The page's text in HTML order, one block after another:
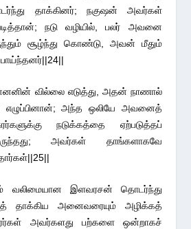
தாக்கினர்; நகுஷன் அவர்கள்
நடு வழியில், பலர் அவனை
சூழ்ந்து கொண்டு, அவன் மீதும்
வில்லை எடுத்து, அதன் நாணால்
எழுப்பினான்; அந்த ஒலியே அவனைத்
நடுக்கத்தை ஏற்படுத்தப்
அவர்கள் தாங்களாகவே
வலிமையான இளவரசன் தொடர்ந்து
தாக்கிய அனைவரையும் அழிக்கத்
அவர்களது பற்களை ஒன்றாகச்